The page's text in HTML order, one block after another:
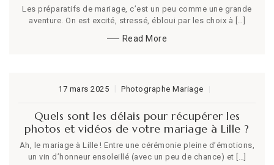
Les préparatifs de mariage, c’est un peu comme une grande
aventure. On est excité, stressé, ébloui par les choix à […]
Read More
17 mars 2025 Photographe Mariage
Quels sont les délais pour récupérer les
photos et vidéos de votre mariage à Lille ?
Ah, le mariage à Lille ! Entre une cérémonie pleine d’émotions,
un vin d’honneur ensoleillé (avec un peu de chance) et […]